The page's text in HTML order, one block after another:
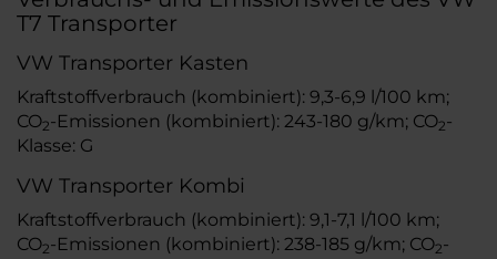
T7 Transporter
VW Transporter Kasten
Kraftstoffverbrauch (kombiniert): 9,3-6,9 l/100 km;
CO2-Emissionen (kombiniert): 243-180 g/km; CO2-
Klasse: G
VW Transporter Kombi
Kraftstoffverbrauch (kombiniert): 9,1-7,1 l/100 km;
CO2-Emissionen (kombiniert): 238-185 g/km; CO2-